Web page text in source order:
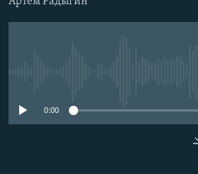
поиску
СЕВЕР.РЕАЛИИ
0:00